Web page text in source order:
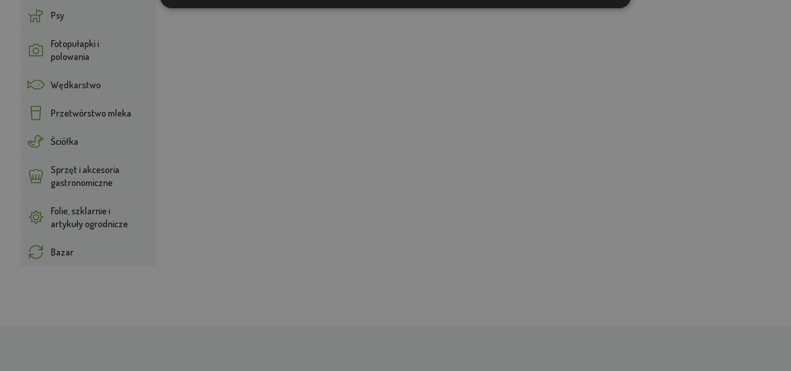
Psy
Fotopułapki i
polowania
Wędkarstwo
Przetwórstwo mleka
Ściółka
Sprzęt i akcesoria
gastronomiczne
Folie, szklarnie i
artykuły ogrodnicze
Bazar